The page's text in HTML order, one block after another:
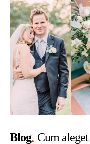
Blog Cum